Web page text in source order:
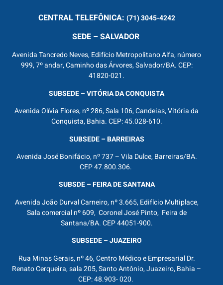
CENTRALTELEFÔNICA: (71) 3045-4242
SEDE – SALVADOR
Avenida Tancredo Neves, Edifício Metropolitano Alfa, número
999, 7º andar, Caminho das Árvores, Salvador/BA. CEP:
41820-021.
SUBSEDE – VITÓRIA DA CONQUISTA
Avenida Olívia Flores, nº 286, Sala 106, Candeias, Vitória da
Conquista, Bahia. CEP: 45.028-610.
SUBSEDE – BARREIRAS
Avenida José Bonifácio, nº 737 – Vila Dulce, Barreiras/BA.
CEP 47.800.306.
SUBSDE – FEIRA DE SANTANA
Avenida João Durval Carneiro, nº 3.665, Edifício Multiplace,
Sala comercial nº 609, Coronel José Pinto, Feira de
Santana/BA. CEP 44051-900.
SUBSEDE – JUAZEIRO
Rua Minas Gerais, nº 46, Centro Médico e Empresarial Dr.
Renato Cerqueira, sala 205, Santo Antônio, Juazeiro, Bahia –
CEP: 48.903- 020.